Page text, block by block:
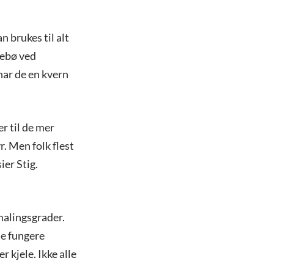
brukes til alt
ved
de en kvern
til de mer
Men folk flest
Stig.
fungere
kjele. Ikke alle